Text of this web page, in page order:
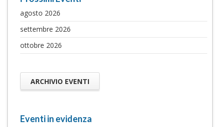
agosto 2026
settembre 2026
ottobre 2026
ARCHIVIO EVENTI
Eventi in evidenza